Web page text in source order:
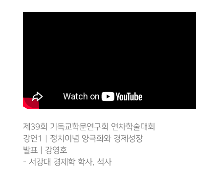
제39회 기독교학문연구회 연차학술대회
강연1 | 정치이념 양극화와 경제성장
발표 | 강영호
- 서강대 경제학 학사, 석사